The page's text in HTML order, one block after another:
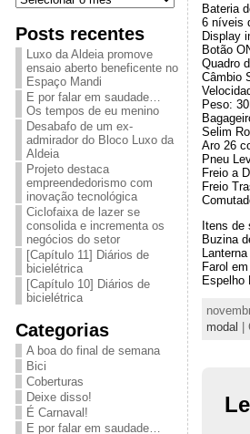
Posts recentes
Luxo da Aldeia promove
ensaio aberto beneficente no
Espaço Mandi
E por falar em saudade…
Os tempos de eu menino
Desabafo de um ex-
admirador do Bloco Luxo da
Aldeia
Projeto destaca
empreendedorismo com
inovação tecnológica
Ciclofaixa de lazer se
consolida e incrementa os
negócios do setor
[Capítulo 11] Diários de
bicielétrica
[Capítulo 10] Diários de
bicielétrica
Categorias
A boa do final de semana
Bici
Coberturas
Deixe disso!
É Carnaval!
E por falar em saudade…
Bateria
6 níveis
Display
Botão
Quadro
Câmbio
Peso:
Selim
Aro 26
Pneu
Freio a
Freio
Itens de
Buzina
Farol
Espelho
modal
|